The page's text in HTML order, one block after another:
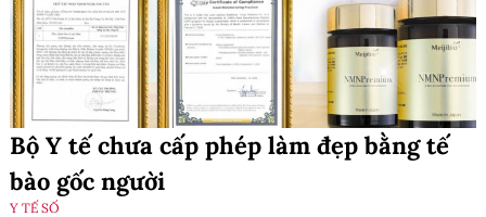
Bộ Y tế chưa cấp phép làm đẹp bằng tế
bào gốc người
Y TẾ SỐ